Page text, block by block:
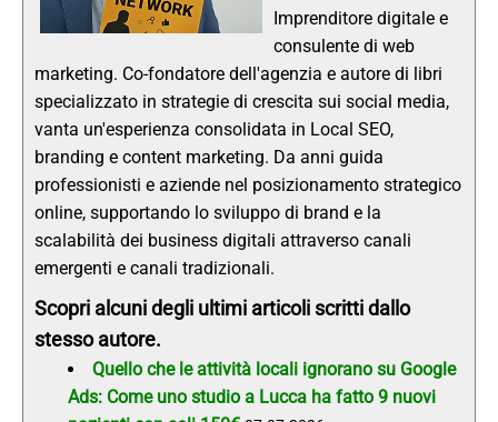
Imprenditore digitale e
consulente di web
marketing. Co-fondatore dell'agenzia e autore di libri
specializzato in strategie di crescita sui social media,
vanta un'esperienza consolidata in Local SEO,
branding e content marketing. Da anni guida
professionisti e aziende nel posizionamento strategico
online, supportando lo sviluppo di brand e la
scalabilità dei business digitali attraverso canali
emergenti e canali tradizionali.
Scopri alcuni degli ultimi articoli scritti dallo
stesso autore.
Quello che le attività locali ignorano su Google
Ads: Come uno studio a Lucca ha fatto 9 nuovi